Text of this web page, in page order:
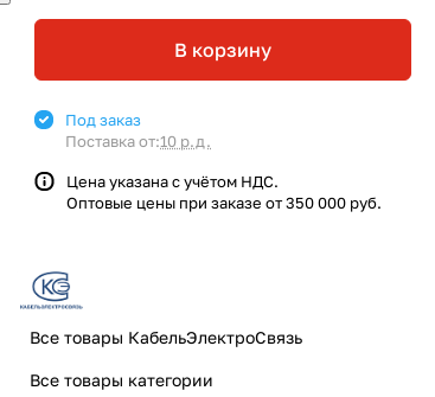
В корзину
Под заказ
Поставка от:10 р.д.
Цена указана с учётом НДС.
Оптовые цены при заказе от 350 000 руб.
Все товары КабельЭлектроСвязь
Все товары категории